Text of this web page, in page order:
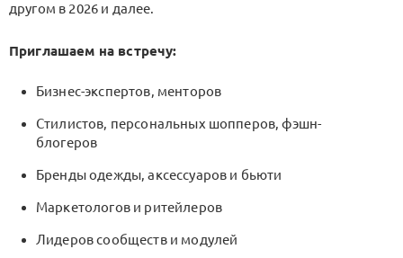
другом в 2026 и далее.
Приглашаем на встречу:
Бизнес-экспертов, менторов
Стилистов, персональных шопперов, фэшн-
блогеров
Бренды одежды, аксессуаров и бьюти
Маркетологов и ритейлеров
Лидеров сообществ и модулей